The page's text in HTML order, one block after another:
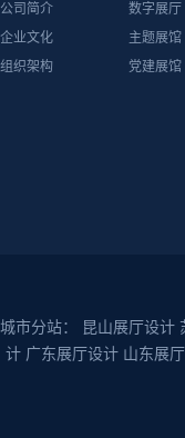
公司简介
企业文化
组织架构
数字展厅
主题展馆
党建展馆
城市分站： 昆山展厅设计
计 广东展厅设计 山东展